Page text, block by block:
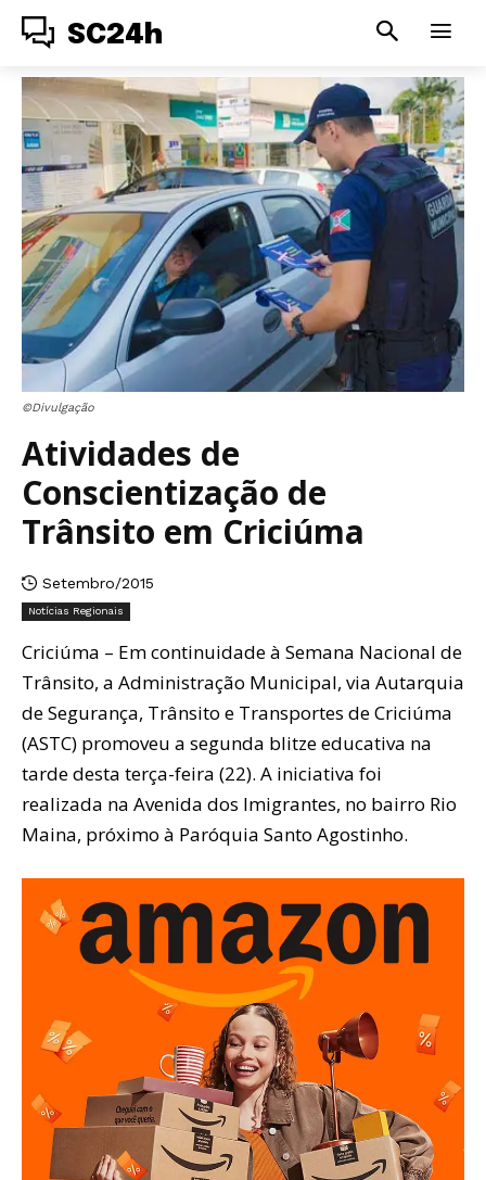
SC24h
©Divulgação
Atividades de
Conscientização de
Trânsito em Criciúma
Setembro/2015
Notícias Regionais
Criciúma – Em continuidade à Semana Nacional de
Trânsito, a Administração Municipal, via Autarquia
de Segurança, Trânsito e Transportes de Criciúma
(ASTC) promoveu a segunda blitze educativa na
tarde desta terça-feira (22). A iniciativa foi
realizada na Avenida dos Imigrantes, no bairro Rio
Maina, próximo à Paróquia Santo Agostinho.